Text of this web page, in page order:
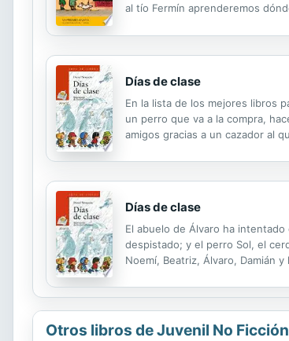
al tío Fermín aprenderemos
Días de clase
En la lista de los mejores libros
un perro que va a la compra,
amigos gracias a un cazador al
Días de clase
El abuelo de Álvaro ha
despistado; y el perro Sol, el
Noemí, Beatriz, Álvaro, Damián
Otros libros de Juvenil No Ficción